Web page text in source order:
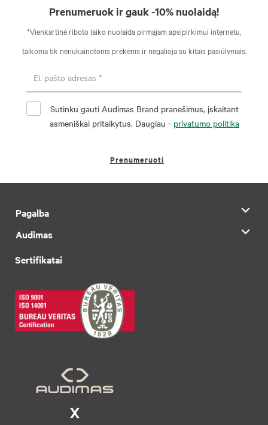
Prenumeruok ir gauk -10% nuolaidą!
*Vienkartinė riboto laiko nuolaida pirmajam apsipirkimui internetu,
taikoma tik nenukainotoms prekėms ir negalioja su kitais pasiūlymais.
Sutinku gauti Audimas Brand pranešimus, įskaitant
asmeniškai pritaikytus. Daugiau - privatumo politika
Prenumeruoti
Pagalba
Audimas
Sertifikatai